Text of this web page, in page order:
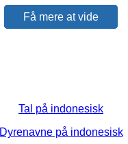
Få mere at vide
Tal på indonesisk
Dyrenavne på indonesisk